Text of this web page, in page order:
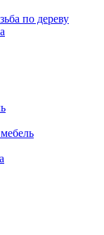
по дереву